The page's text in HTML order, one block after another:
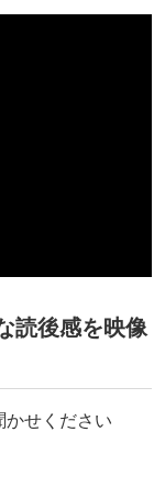
読後感を映像
かせください